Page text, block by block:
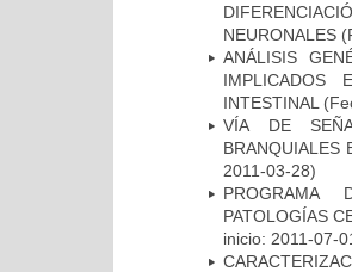
NEURONALES
ANÁLISIS
IMPLICADOS
INTESTINAL
VÍA DE
BRANQUIALES
2011-03-28)
PROGRAMA
PATOLOGÍAS
inicio: 2011-07-